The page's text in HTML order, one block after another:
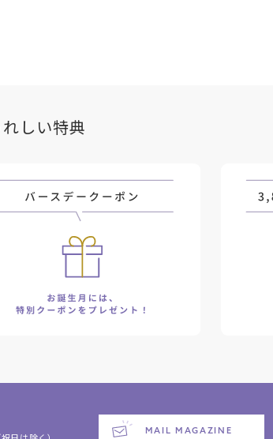
しい特典
MAIL MAGAZINE